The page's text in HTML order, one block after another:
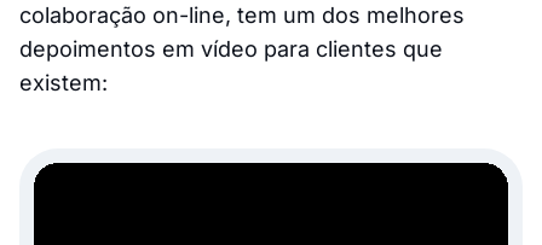
colaboração on-line, tem um dos melhores
depoimentos em vídeo para clientes que
existem: